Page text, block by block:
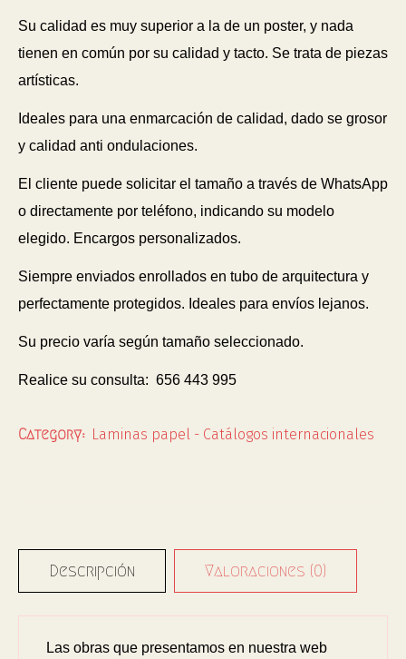
Su calidad es muy superior a la de un poster, y nada
tienen en común por su calidad y tacto. Se trata de piezas
artísticas.
Ideales para una enmarcación de calidad, dado se grosor
y calidad anti ondulaciones.
El cliente puede solicitar el tamaño a través de WhatsApp
o directamente por teléfono, indicando su modelo
elegido. Encargos personalizados.
Siempre enviados enrollados en tubo de arquitectura y
perfectamente protegidos. Ideales para envíos lejanos.
Su precio varía según tamaño seleccionado.
Realice su consulta: 656 443 995
Category: Laminas papel - Catálogos internacionales
Descripción Valoraciones (0)
Las obras que presentamos en nuestra web